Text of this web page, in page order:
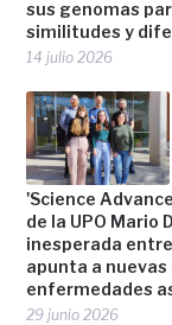
sus genomas
similitudes y
14 julio 2026
'Science
de la UPO Mario
inesperada
apunta a
enfermedades
29 junio 2026